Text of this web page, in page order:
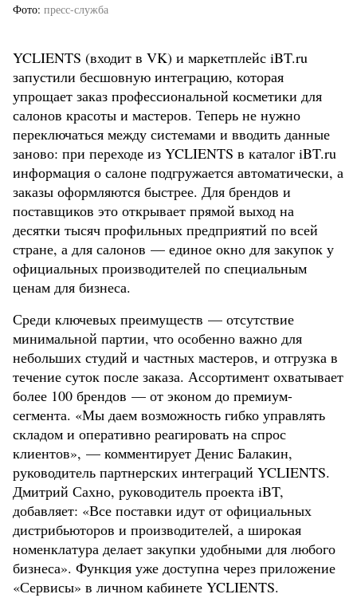
Фото пресс-служба
YCLIENTS (входит в VK) и маркетплейс iBT.ru
запустили бесшовную интеграцию, которая
упрощает заказ профессиональной косметики для
салонов красоты и мастеров. Теперь не нужно
переключаться между системами и вводить данные
заново: при переходе из YCLIENTS в каталог iBT.ru
информация о салоне подгружается автоматически, а
заказы оформляются быстрее. Для брендов и
поставщиков это открывает прямой выход на
десятки тысяч профильных предприятий по всей
стране, а для салонов — единое окно для закупок у
официальных производителей по специальным
ценам для бизнеса.
Среди ключевых преимуществ — отсутствие
минимальной партии, что особенно важно для
небольших студий и частных мастеров, и отгрузка в
течение суток после заказа. Ассортимент охватывает
более 100 брендов — от эконом до премиум-
сегмента. «Мы даем возможность гибко управлять
складом и оперативно реагировать на спрос
клиентов», — комментирует Денис Балакин,
руководитель партнерских интеграций YCLIENTS.
Дмитрий Сахно, руководитель проекта iBT,
добавляет: «Все поставки идут от официальных
дистрибьюторов и производителей, а широкая
номенклатура делает закупки удобными для любого
бизнеса». Функция уже доступна через приложение
«Сервисы» в личном кабинете YCLIENTS.